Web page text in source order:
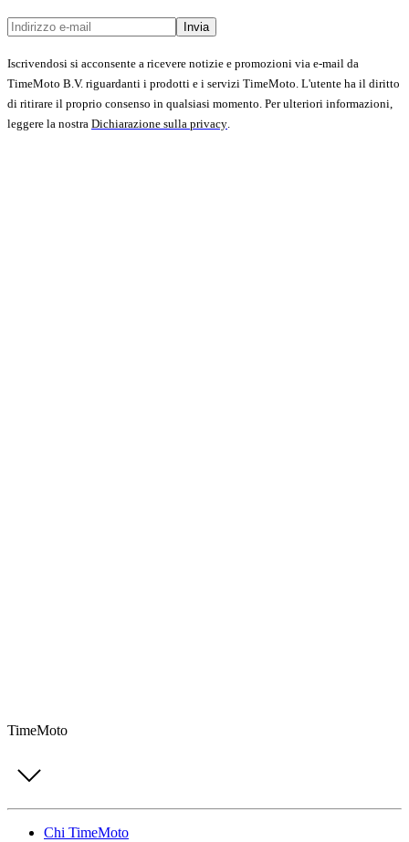
Invia
Iscrivendosi si acconsente a ricevere notizie e promozioni via e-mail da
TimeMoto B.V. riguardanti i prodotti e i servizi TimeMoto. L'utente ha il diritto
di ritirare il proprio consenso in qualsiasi momento. Per ulteriori informazioni,
leggere la nostra Dichiarazione sulla privacy.
TimeMoto
Chi TimeMoto